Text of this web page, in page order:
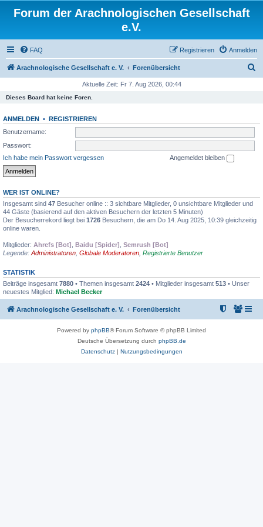
Forum der Arachnologischen Gesellschaft
e.V.
FAQ Anmelden
Registrieren
Arachnologische Gesellschaft e. V. Forenübersicht
e
Aktuelle Zeit: Fr 7. Aug 2026, 00:44
Dieses Board hat keine Foren.
ANMELDEN • REGISTRIEREN
Benutzername:
Passwort:
Ich habe mein Passwort vergessen
Angemeldet bleiben
WER IST ONLINE?
Insgesamt sind 47 Besucher online :: 3 sichtbare Mitglieder, 0 unsichtbare Mitglieder und
44 Gäste (basierend auf den aktiven Besuchern der letzten 5 Minuten)
Der Besucherrekord liegt bei 1726 Besuchern, die am Do 14. Aug 2025, 10:39 gleichzeitig
online waren.
Mitglieder: Ahrefs [Bot] Baidu [Spider] Semrush [Bot]
Legende: Administratoren Globale Moderatoren Registrierte Benutzer
STATISTIK
Beiträge insgesamt 7880 • Themen insgesamt 2424 • Mitglieder insgesamt 513 • Unser
neuestes Mitglied: Michael Becker
Arachnologische Gesellschaft e. V. Forenübersicht
Powered by phpBB® Forum Software © phpBB Limited
Deutsche Übersetzung durch phpBB.de
Datenschutz| Nutzungsbedingungen